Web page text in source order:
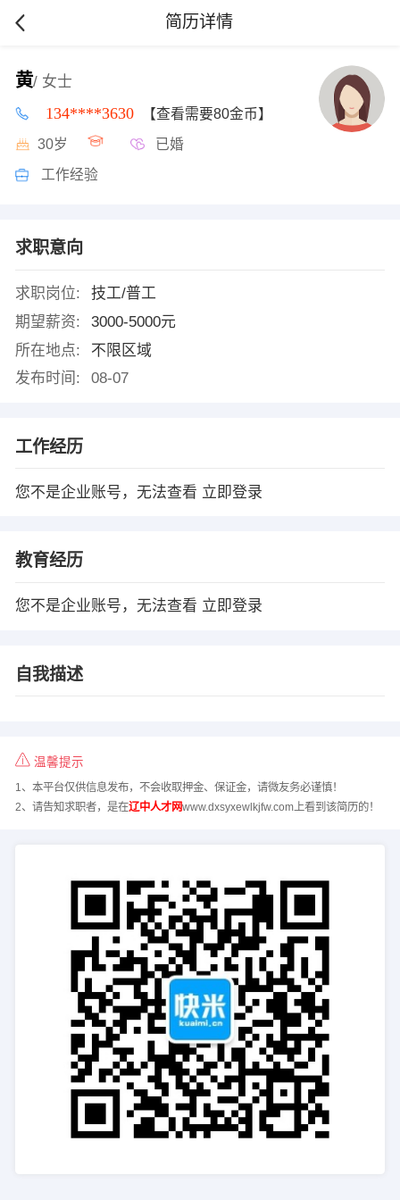
简历详情
黄/ 女士
134****3630 【查看需要80金币】
30岁 已婚
工作经验
求职意向
求职岗位:
技工/普工
期望薪资:
3000-5000元
所在地点:
不限区域
发布时间:
08-07
工作经历
您不是企业账号，无法查看 立即登录
教育经历
您不是企业账号，无法查看 立即登录
自我描述
温馨提示
1、本平台仅供信息发布，不会收取押金、保证金，请微友务必谨慎！
2、请告知求职者，是在辽中人才网www.dxsyxewlkjfw.com上看到该简历的！